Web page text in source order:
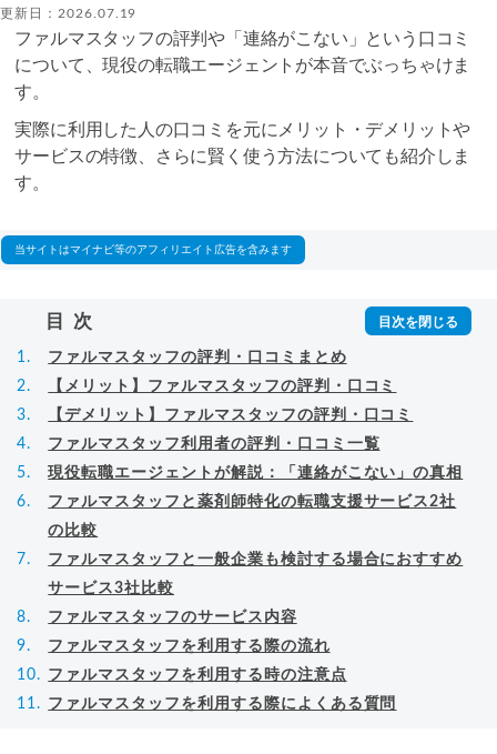
更新日：2026.07.19
ファルマスタッフの評判や「連絡がこない」という口コミ
について、現役の転職エージェントが本音でぶっちゃけま
す。
実際に利用した人の口コミを元にメリット・デメリットや
サービスの特徴、さらに賢く使う方法についても紹介しま
す。
当サイトはマイナビ等のアフィリエイト広告を含みます
目次
ファルマスタッフの評判・口コミまとめ
【メリット】ファルマスタッフの評判・口コミ
【デメリット】ファルマスタッフの評判・口コミ
ファルマスタッフ利用者の評判・口コミ一覧
現役転職エージェントが解説：「連絡がこない」の真相
ファルマスタッフと薬剤師特化の転職支援サービス2社
の比較
ファルマスタッフと一般企業も検討する場合におすすめ
サービス3社比較
ファルマスタッフのサービス内容
ファルマスタッフを利用する際の流れ
ファルマスタッフを利用する時の注意点
ファルマスタッフを利用する際によくある質問